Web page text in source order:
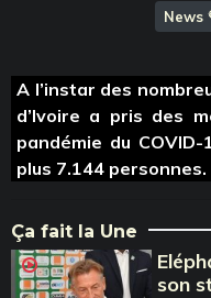
News
A l’instar des
d’Ivoire a pris des
pandémie du
plus 7.144 personnes.
Ça fait la Une
son